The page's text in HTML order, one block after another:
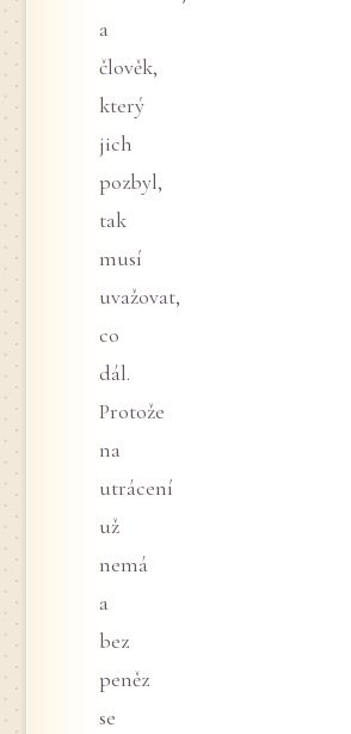
a
člověk,
který
jich
pozbyl,
tak
musí
uvažovat,
co
dál.
Protože
na
utrácení
už
nemá
a
bez
peněz
se